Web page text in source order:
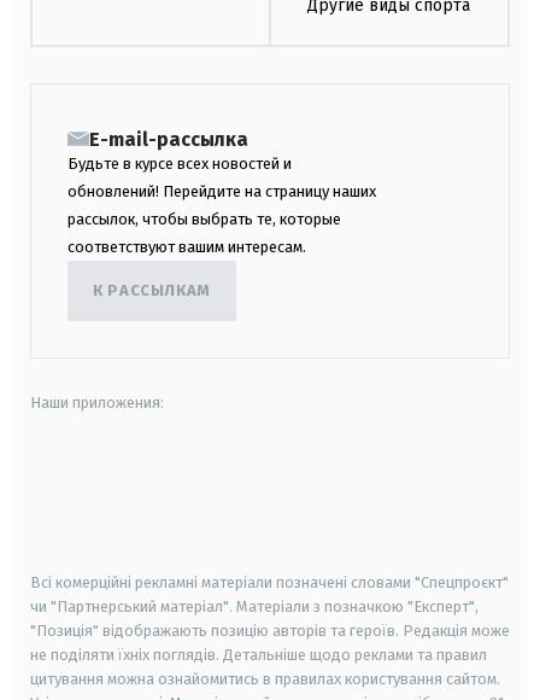
Другие виды спорта
E-mail-рассылка
Будьте в курсе всех новостей и
обновлений! Перейдите на страницу наших
рассылок, чтобы выбрать те, которые
соответствуют вашим интересам.
К РАССЫЛКАМ
Наши приложения:
Всі комерційні рекламні матеріали позначені словами "Спецпроєкт"
чи "Партнерський матеріал". Матеріали з позначкою "Експерт",
"Позиція" відображають позицію авторів та героїв. Редакція може
не поділяти їхніх поглядів. Детальніше щодо реклами та правил
цитування можна ознайомитись в правилах користування сайтом.